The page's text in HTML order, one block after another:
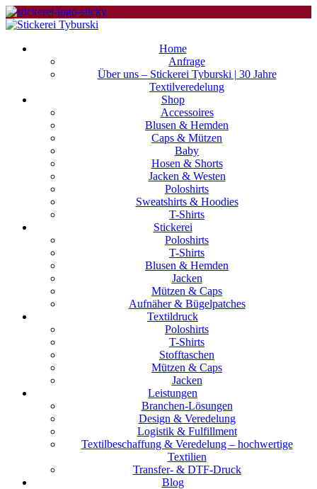
Home
Anfrage
Über uns – Stickerei Tyburski | 30 Jahre
Textilveredelung
Shop
Accessoires
Blusen & Hemden
Caps & Mützen
Baby
Hosen & Shorts
Jacken & Westen
Poloshirts
Sweatshirts & Hoodies
T-Shirts
Stickerei
Poloshirts
T-Shirts
Blusen & Hemden
Jacken
Mützen & Caps
Aufnäher & Bügelpatches
Textildruck
Poloshirts
T-Shirts
Stofftaschen
Mützen & Caps
Jacken
Leistungen
Branchen-Lösungen
Design & Veredelung
Logistik & Fulfillment
Textilbeschaffung & Veredelung – hochwertige
Textilien
Transfer- & DTF-Druck
Blog